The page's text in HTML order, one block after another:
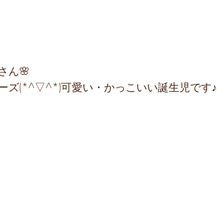
ん🌸
ズ(*^▽^*)可愛い・かっこいい誕生児です♪